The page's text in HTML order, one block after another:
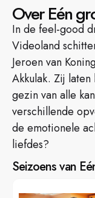
Over Eén
In de feel-good
Videoland
Jeroen van
Akkulak. Zij
gezin van alle
verschillende
de emotionele
liefdes?
Seizoens van